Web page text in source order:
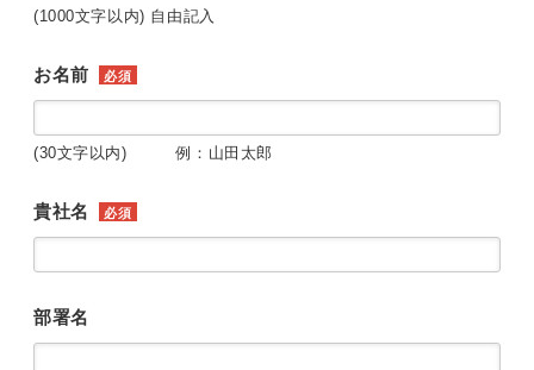
(1000文字以内) 自由記入
お名前 必須
(30文字以内) 例：山田太郎
貴社名 必須
部署名